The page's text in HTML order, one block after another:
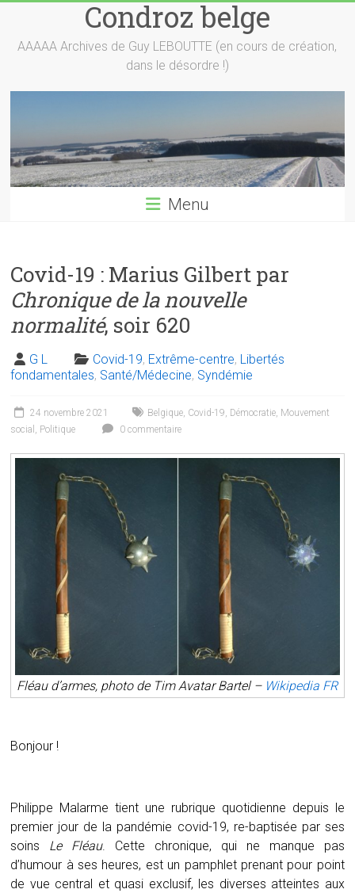
content
Condroz belge
AAAAA Archives de Guy LEBOUTTE (en cours de création,
dans le désordre !)
Menu
Covid-19 : Marius Gilbert par
Chronique de la nouvelle
normalité, soir 620
G L Covid-19, Extrême-centre, Libertés
fondamentales, Santé/Médecine, Syndémie
24 novembre 2021 Belgique, Covid-19, Démocratie, Mouvement
social , Politique 0 commentaire
Fléau d’armes, photo de Tim Avatar Bartel – Wikipedia FR
Bonjour !
Philippe Malarme tient une rubrique quotidienne depuis le
premier jour de la pandémie covid-19, re-baptisée par ses
soins Le Fléau. Cette chronique, qui ne manque pas
d’humour à ses heures, est un pamphlet prenant pour point
de vue central et quasi exclusif, les diverses atteintes aux